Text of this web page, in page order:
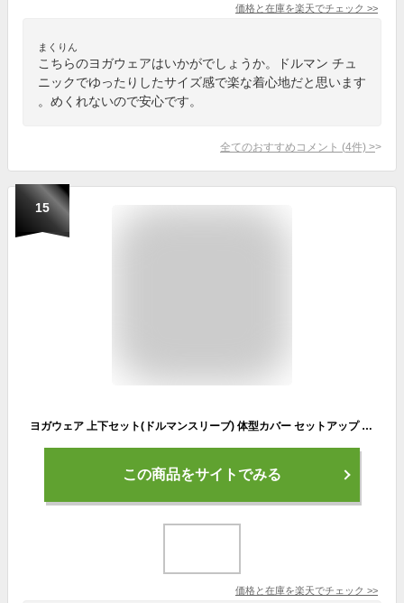
価格と在庫を楽天でチェック >>
まくりん
こちらのヨガウェアはいかがでしょうか。ドルマン チュ
ニックでゆったりしたサイズ感で楽な着心地だと思います
。めくれないので安心です。
全てのおすすめコメント (4件) >
15
ヨガウェア 上下セット(ドルマンスリーブ) 体型カバー セットアップ スポーツウェア レディース トップス ボトム おしゃれ ヨガウエア 杢パンツ おうちヨガ フィットネスウェア ピラティスウェア 半袖 ヨガ ピラティス shanti シャンティ 送料無料
この商品をサイトでみる
価格と在庫を楽天でチェック >>